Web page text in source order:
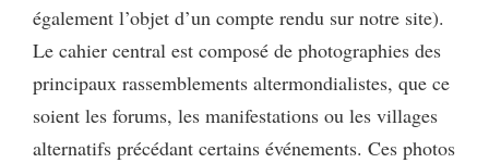
également l’objet d’un compte rendu sur notre site).
Le cahier central est composé de photographies des
principaux rassemblements altermondialistes, que ce
soient les forums, les manifestations ou les villages
alternatifs précédant certains événements. Ces photos